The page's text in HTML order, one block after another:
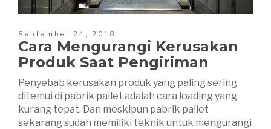
September 24, 2018
Cara Mengurangi Kerusakan
Produk Saat Pengiriman
Penyebab kerusakan produk yang paling sering
ditemui di pabrik pallet adalah cara loading yang
kurang tepat. Dan meskipun pabrik pallet
sekarang sudah memiliki teknik untuk mengurangi